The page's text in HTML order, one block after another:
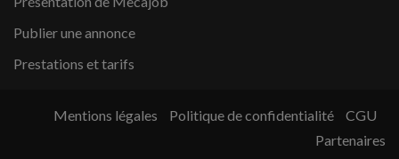
Publier une annonce
Prestations et tarifs
Mentions légales Politique de confidentialité
CGU
Partenaires